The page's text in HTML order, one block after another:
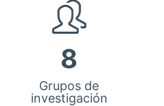
8
Grupos de
investigación